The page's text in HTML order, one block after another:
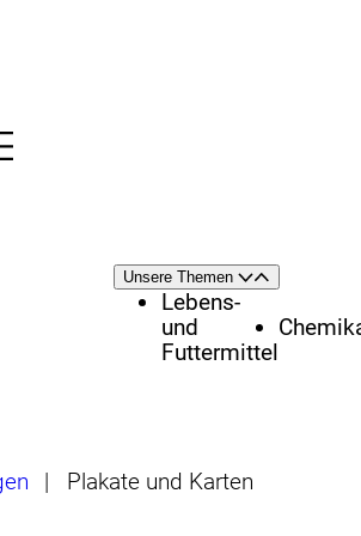
Themenschwerpunkte
Unsere Themen Öffnen
Schließen
Lebens-
und
Futtermittel
| Plakate und Karten